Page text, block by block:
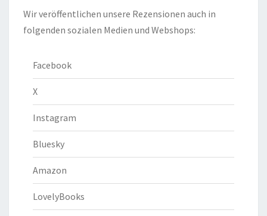
Wir veröffentlichen unsere Rezensionen auch in
folgenden sozialen Medien und Webshops:
Facebook
X
Instagram
Bluesky
Amazon
LovelyBooks